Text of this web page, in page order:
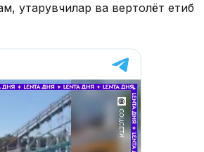
қутқарувчилар ва вертолёт етиб